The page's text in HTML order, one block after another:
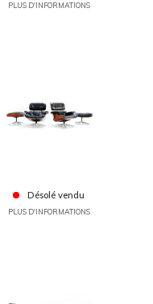
PLUS D'INFORMATIONS
Désolé vendu
PLUS D'INFORMATIONS